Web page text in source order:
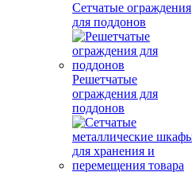
Сетчатые ограждения
для поддонов
Решетчатые
ограждения для
поддонов